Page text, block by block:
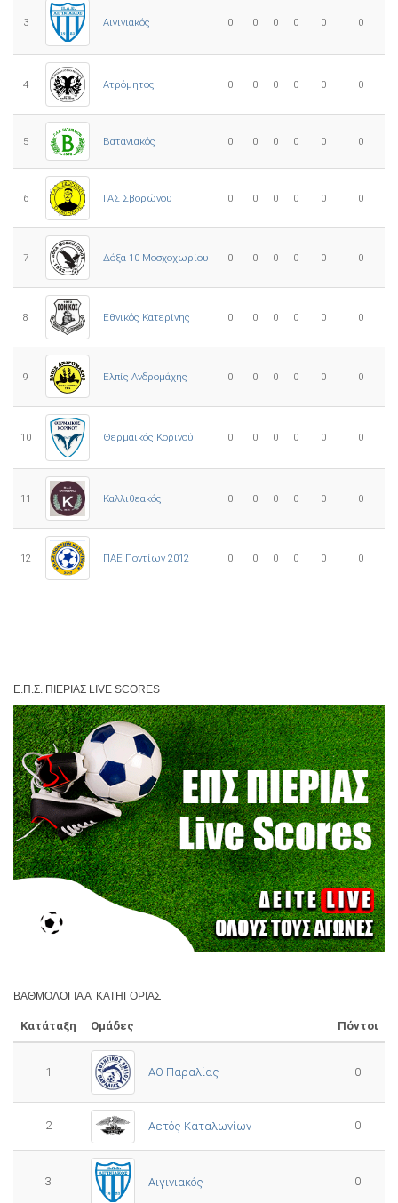
3 Αιγινιακός 0 0 0 0 0 0
4 Ατρόμητος 0 0 0 0 0 0
5 Βατανιακός 0 0 0 0 0 0
6 ΓΑΣ Σβορώνου 0 0 0 0 0 0
7 Δόξα 10 Μοσχοχωρίου 0 0 0 0 0 0
8 Εθνικός Κατερίνης 0 0 0 0 0 0
9 Ελπίς Ανδρομάχης 0 0 0 0 0 0
10 Θερμαϊκός Κορινού 0 0 0 0 0 0
11 Καλλιθεακός 0 0 0 0 0 0
12 ΠΑΕ Ποντίων 2012 0 0 0 0 0 0
Ε.Π.Σ. ΠΙΕΡΊΑΣ LIVE SCORES
ΒΑΘΜΟΛΟΓΊΑ Α’ ΚΑΤΗΓΟΡΊΑΣ
Κατάταξη Ομάδες Πόντοι
1 ΑΟ Παραλίας 0
2 Αετός Καταλωνίων 0
3 Αιγινιακός 0